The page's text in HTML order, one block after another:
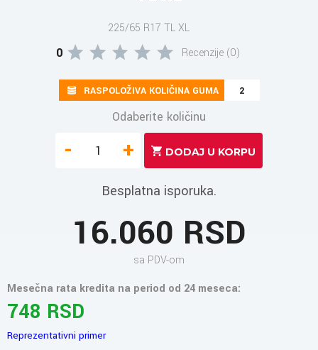
225/65 R17 TL XL
0 Recenzije (0)
RASPOLOŽIVA KOLIČINA GUMA 2
Odaberite količinu
- +
Besplatna isporuka.
16.060 RSD
sa PDV-om
Mesečna rata kredita na period od 24 meseca:
748 RSD
Reprezentativni primer